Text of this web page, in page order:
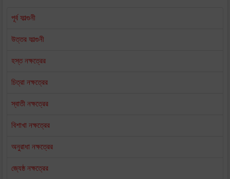
পূর্ব ফাল্গুনী
উত্তর ফাল্গুনী
হস্ত নক্ষত্রের
চিত্রা নক্ষত্রের
স্বাতী নক্ষত্রের
বিশাখা নক্ষত্রের
অনুরাধা নক্ষত্রের
জ্যেষ্ঠ নক্ষত্রের